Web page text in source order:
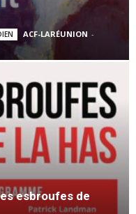
ACF-LARÉUNION -
esbroufes de